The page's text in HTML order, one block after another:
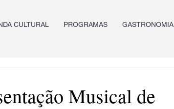
CULTURAL PROGRAMAS GASTRONOMIA
Musical de